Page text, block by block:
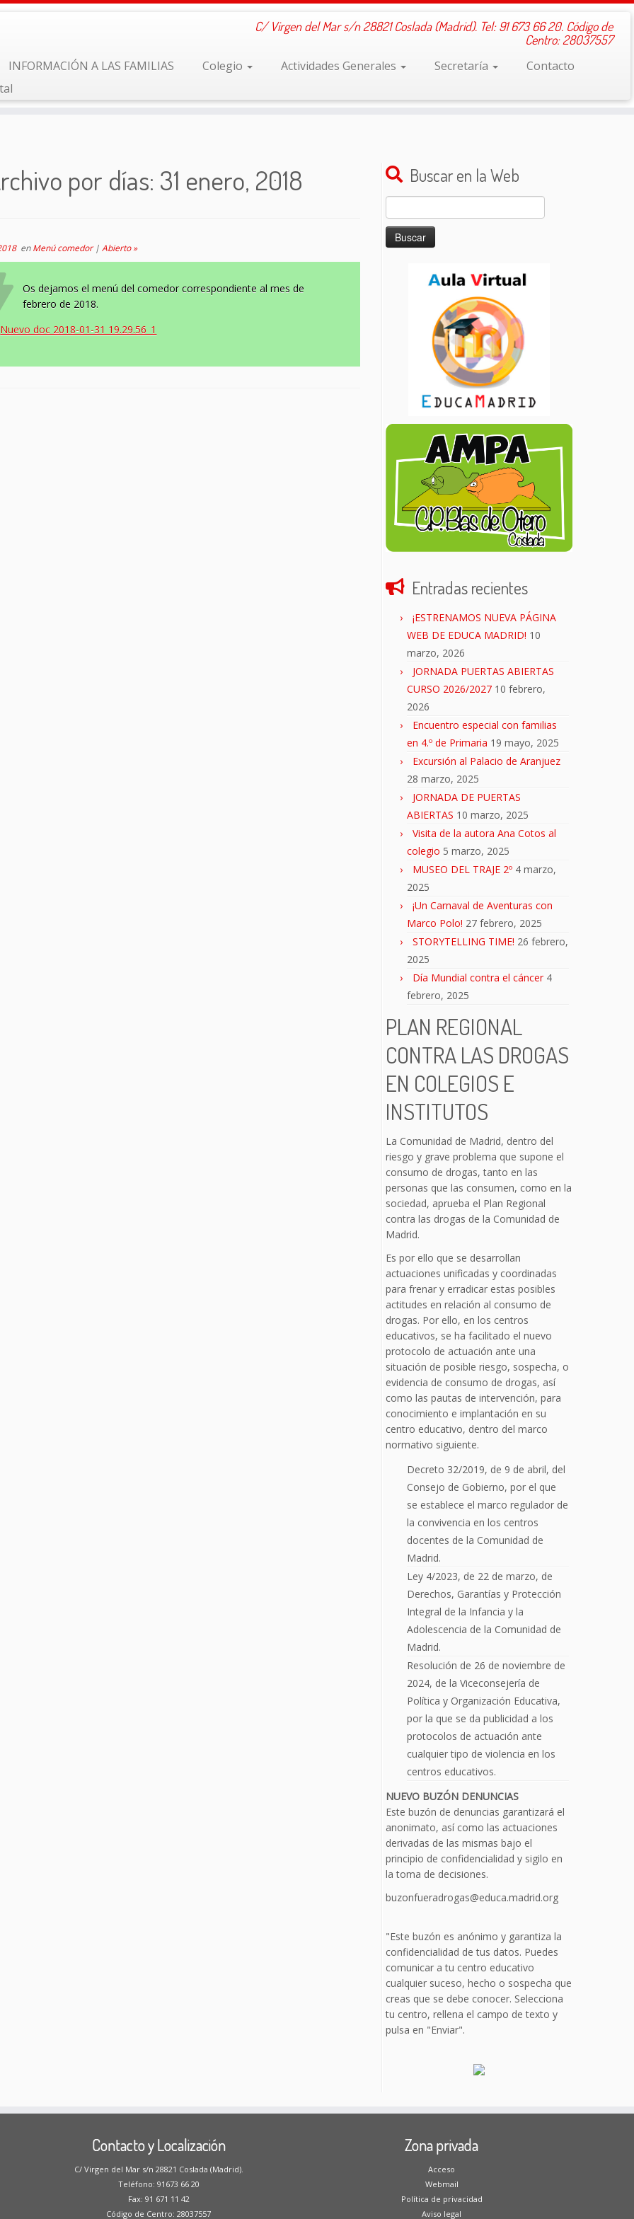
C/ Virgen del Mar s/n 28821 Coslada (Madrid). Tel: 91 673 66 20. Código de
Centro: 28037557
INFORMACIÓN A LAS FAMILIAS Colegio Actividades Generales Secretaría
Contacto
por días: 31 enero, 2018
enMenú comedor | Abierto »
Os dejamos el menú del comedor correspondiente al mes de
febrero de 2018.
Buscar en la Web
Buscar:
Entradas recientes
¡ESTRENAMOS NUEVA PÁGINA
WEB DE EDUCA MADRID! 10
marzo, 2026
JORNADA PUERTAS ABIERTAS
CURSO 2026/2027 10 febrero,
2026
Encuentro especial con familias
en 4.º de Primaria 19 mayo, 2025
Excursión al Palacio de Aranjuez
28 marzo, 2025
JORNADA DE PUERTAS
ABIERTAS 10 marzo, 2025
Visita de la autora Ana Cotos al
colegio 5 marzo, 2025
MUSEO DEL TRAJE 2º 4 marzo,
2025
¡Un Carnaval de Aventuras con
Marco Polo! 27 febrero, 2025
STORYTELLING TIME! 26 febrero,
2025
Día Mundial contra el cáncer 4
febrero, 2025
PLAN REGIONAL
CONTRA LAS DROGAS
EN COLEGIOS E
INSTITUTOS
La Comunidad de Madrid, dentro del
riesgo y grave problema que supone el
consumo de drogas, tanto en las
personas que las consumen, como en la
sociedad, aprueba el Plan Regional
contra las drogas de la Comunidad de
Madrid.
Es por ello que se desarrollan
actuaciones unificadas y coordinadas
para frenar y erradicar estas posibles
actitudes en relación al consumo de
drogas. Por ello, en los centros
educativos, se ha facilitado el nuevo
protocolo de actuación ante una
situación de posible riesgo, sospecha, o
evidencia de consumo de drogas, así
como las pautas de intervención, para
conocimiento e implantación en su
centro educativo, dentro del marco
normativo siguiente.
Decreto 32/2019, de 9 de abril, del
Consejo de Gobierno, por el que
se establece el marco regulador de
la convivencia en los centros
docentes de la Comunidad de
Madrid.
Ley 4/2023, de 22 de marzo, de
Derechos, Garantías y Protección
Integral de la Infancia y la
Adolescencia de la Comunidad de
Madrid.
Resolución de 26 de noviembre de
2024, de la Viceconsejería de
Política y Organización Educativa,
por la que se da publicidad a los
protocolos de actuación ante
cualquier tipo de violencia en los
centros educativos.
NUEVO BUZÓN DENUNCIAS
Este buzón de denuncias garantizará el
anonimato, así como las actuaciones
derivadas de las mismas bajo el
principio de confidencialidad y sigilo en
la toma de decisiones.
buzonfueradrogas@educa.madrid.org
"Este buzón es anónimo y garantiza la
confidencialidad de tus datos. Puedes
comunicar a tu centro educativo
cualquier suceso, hecho o sospecha que
creas que se debe conocer. Selecciona
tu centro, rellena el campo de texto y
pulsa en "Enviar".
Contacto y Localización
C/ Virgen del Mar s/n 28821 Coslada (Madrid).
Teléfono: 91673 66 20
Fax: 91 671 11 42
Código de Centro: 28037557
Zona privada
Acceso
Webmail
Política de privacidad
Aviso legal